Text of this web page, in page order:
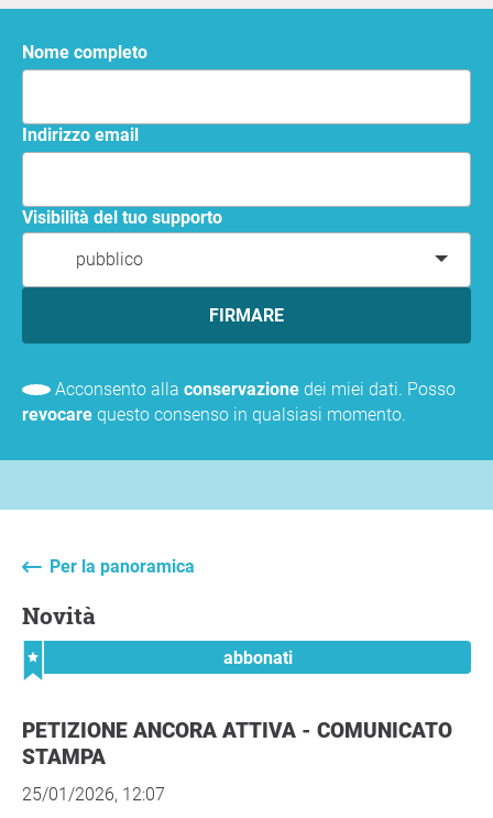
Nome completo
Indirizzo email
Visibilità del tuo supporto
pubblico
FIRMARE
Acconsento alla conservazione dei miei dati. Posso
revocare questo consenso in qualsiasi momento.
Per la panoramica
Novità
abbonati
PETIZIONE ANCORA ATTIVA - COMUNICATO
STAMPA
25/01/2026, 12:07